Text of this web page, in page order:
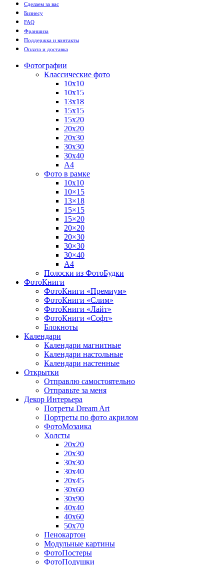
Сделаем за вас
Бизнесу
FAQ
Франшиза
Поддержка и контакты
Оплата и доставка
Фотографии
Классические фото
10х10
10х15
13х18
15х15
15х20
20х20
20х30
30х30
30х40
А4
Фото в рамке
10х10
10×15
13×18
15×15
15×20
20×20
20×30
30×30
30×40
A4
Полоски из ФотоБудки
ФотоКниги
ФотоКниги «Премиум»
ФотоКниги «Слим»
ФотоКниги «Лайт»
ФотоКниги «Софт»
Блокноты
Календари
Календари магнитные
Календари настольные
Календари настенные
Открытки
Отправлю самостоятельно
Отправьте за меня
Декор Интерьера
Потреты Dream Art
Портреты по фото акрилом
ФотоМозаика
Холсты
20х20
20х30
30х30
30х40
20х45
30х60
30х90
40х40
40х60
50х70
Пенокартон
Модульные картины
ФотоПостеры
ФотоПодушки